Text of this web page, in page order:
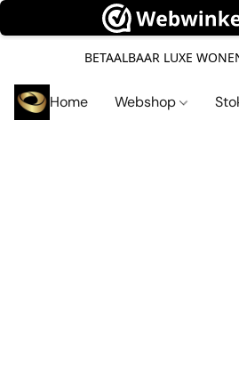
BETAALBAAR LUXE
Home Webshop